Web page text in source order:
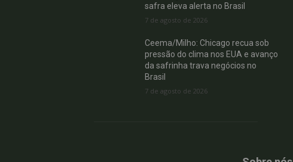
safra eleva alerta no Brasil
7 de agosto de 2026
Ceema/Milho: Chicago recua sob
pressão do clima nos EUA e avanço
da safrinha trava negócios no
Brasil
7 de agosto de 2026